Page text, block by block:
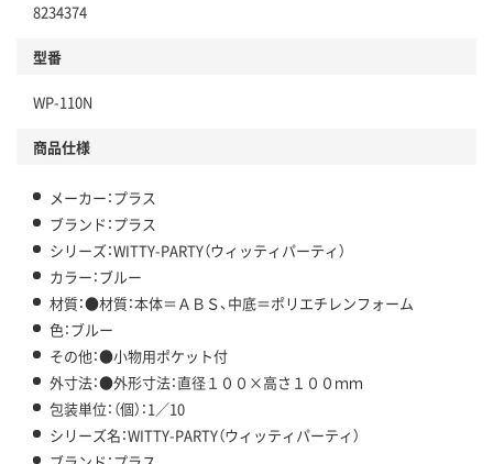
8234374
型番
WP-110N
商品仕様
メーカー：プラス
ブランド：プラス
シリーズ：WITTY-PARTY（ウィッティパーティ）
カラー：ブルー
材質：●材質：本体＝ＡＢＳ、中底＝ポリエチレンフォーム
色：ブルー
その他：●小物用ポケット付
外寸法：●外形寸法：直径１００×高さ１００ｍｍ
包装単位：（個）：1／10
シリーズ名：WITTY-PARTY（ウィッティパーティ）